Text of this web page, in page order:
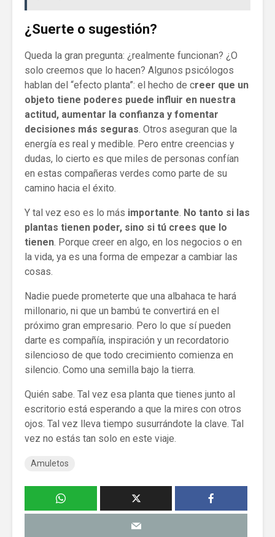
¿Suerte o sugestión?
Queda la gran pregunta: ¿realmente funcionan? ¿O
solo creemos que lo hacen? Algunos psicólogos
hablan del “efecto planta”: el hecho de creer que un
objeto tiene poderes puede influir en nuestra
actitud, aumentar la confianza y fomentar
decisiones más seguras. Otros aseguran que la
energía es real y medible. Pero entre creencias y
dudas, lo cierto es que miles de personas confían
en estas compañeras verdes como parte de su
camino hacia el éxito.
Y tal vez eso es lo más importante. No tanto si las
plantas tienen poder, sino si tú crees que lo
tienen. Porque creer en algo, en los negocios o en
la vida, ya es una forma de empezar a cambiar las
cosas.
Nadie puede prometerte que una albahaca te hará
millonario, ni que un bambú te convertirá en el
próximo gran empresario. Pero lo que sí pueden
darte es compañía, inspiración y un recordatorio
silencioso de que todo crecimiento comienza en
silencio. Como una semilla bajo la tierra.
Quién sabe. Tal vez esa planta que tienes junto al
escritorio está esperando a que la mires con otros
ojos. Tal vez lleva tiempo susurrándote la clave. Tal
vez no estás tan solo en este viaje.
Amuletos